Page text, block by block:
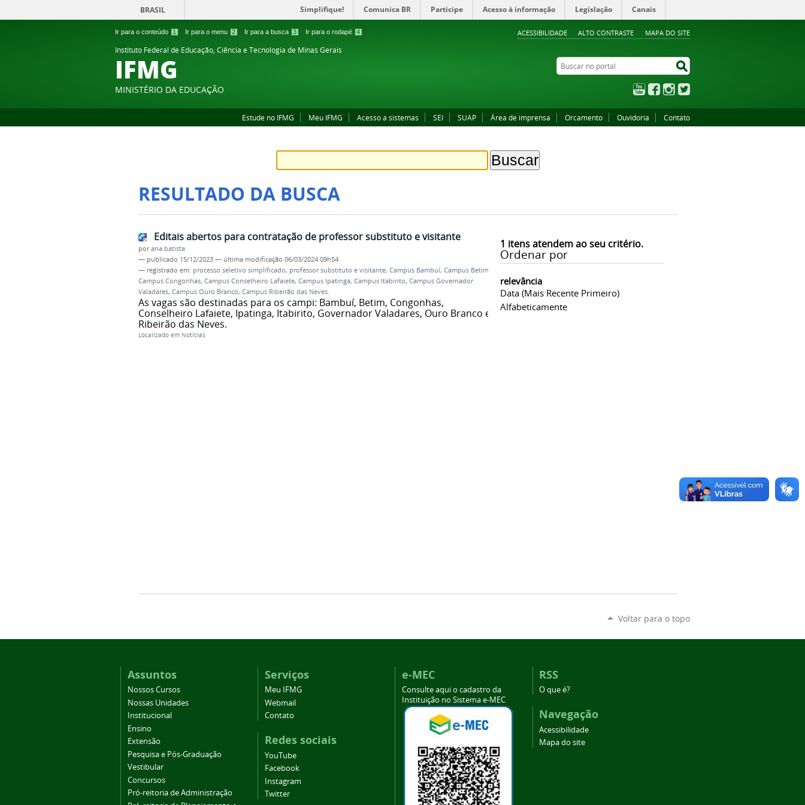
Ir para o conteúdo 1 Ir para o menu 2 Ir para a busca 3 Ir para o rodapé 4 ACESSIBILIDADE ALTO CONTRASTE MAPA DO SITE
BRASIL Simplifique! Comunica BR Participe Acesso à informação Legislação Canais
Instituto Federal de Educação, Ciência e Tecnologia de Minas Gerais
IFMG
MINISTÉRIO DA EDUCAÇÃO
Buscar no portal
YouTubeFacebookInstagram
Estude no IFMG Meu IFMG Acesso a sistemas SEI SUAP Área de imprensa Orcamento Ouvidoria Contato
RESULTADO DA BUSCA
1 itens atendem ao seu critério.
Ordenar por
relevância
Data (mais Recente Primeiro)
Alfabeticamente
Editais abertos para contratação de professor substituto e visitante
porana.batista
— publicado 15/12/2023 — última modificação 06/03/2024 09h54
— registrado em: processo seletivo simplificado, professor substituto e visitante, Campus Bambuí, Campus Betim
Campus Congonhas, Campus Conselheiro Lafaiete, Campus Ipatinga, Campus Itabirito, Campus Governador
Valadares, Campus Ouro Branco, Campus Ribeirão das Neves.
As vagas são destinadas para os campi: Bambuí, Betim, Congonhas,
Conselheiro Lafaiete, Ipatinga, Itabirito, Governador Valadares, Ouro Branco e
Ribeirão das Neves.
Localizado em Notícias
Voltar para o topo
Assuntos
Nossos Cursos
Nossas Unidades
Institucional
Ensino
Extensão
Pesquisa e Pós-Graduação
Vestibular
Concursos
Pró-reitoria de Administração
Serviços
Meu IFMG
Webmail
Contato
Redes sociais
YouTube
Facebook
Instagram
Twitter
e-MEC
Consulte aqui o cadastro da
Instituição no Sistema e-MEC
RSS
O que é?
Navegação
Acessibilidade
Mapa do site